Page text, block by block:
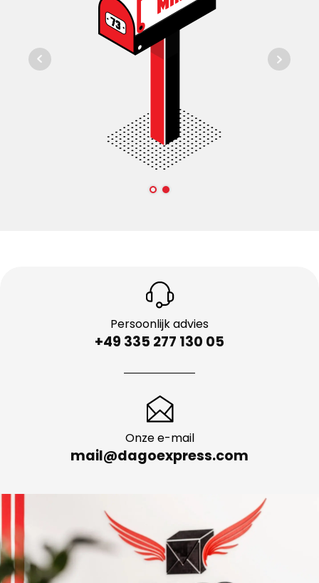
Persoonlijk advies
+49 335 277 130 05
Onze e-mail
mail@dagoexpress.com